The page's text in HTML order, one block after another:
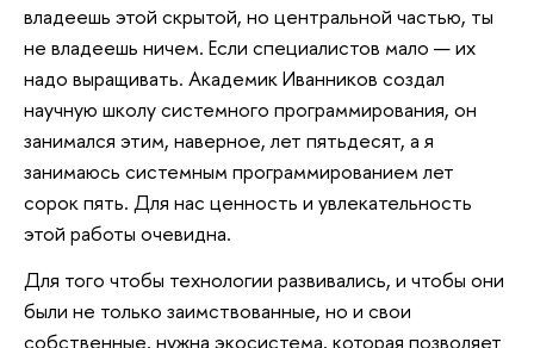
владеешь этой скрытой, но центральной частью, ты
не владеешь ничем. Если специалистов мало — их
надо выращивать. Академик Иванников создал
научную школу системного программирования, он
занимался этим, наверное, лет пятьдесят, а я
занимаюсь системным программированием лет
сорок пять. Для нас ценность и увлекательность
этой работы очевидна.
Для того чтобы технологии развивались, и чтобы они
были не только заимствованные, но и свои
собственные, нужна экосистема, которая позволяет